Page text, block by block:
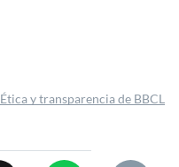
Ética y transparencia de BBCL